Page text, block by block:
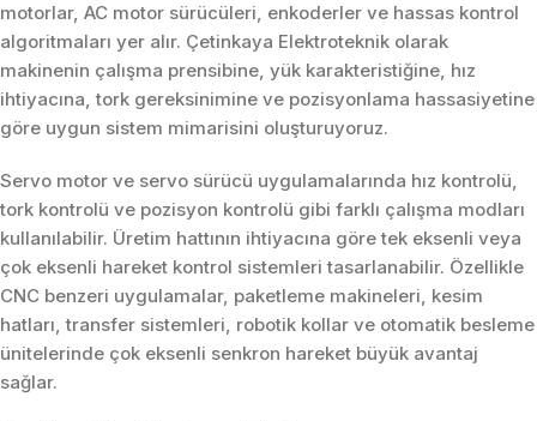
motorlar, AC motor sürücüleri, enkoderler ve hassas kontrol
algoritmaları yer alır. Çetinkaya Elektroteknik olarak
makinenin çalışma prensibine, yük karakteristiğine, hız
ihtiyacına, tork gereksinimine ve pozisyonlama hassasiyetine
göre uygun sistem mimarisini oluşturuyoruz.
Servo motor ve servo sürücü uygulamalarında hız kontrolü,
tork kontrolü ve pozisyon kontrolü gibi farklı çalışma modları
kullanılabilir. Üretim hattının ihtiyacına göre tek eksenli veya
çok eksenli hareket kontrol sistemleri tasarlanabilir. Özellikle
CNC benzeri uygulamalar, paketleme makineleri, kesim
hatları, transfer sistemleri, robotik kollar ve otomatik besleme
ünitelerinde çok eksenli senkron hareket büyük avantaj
sağlar.